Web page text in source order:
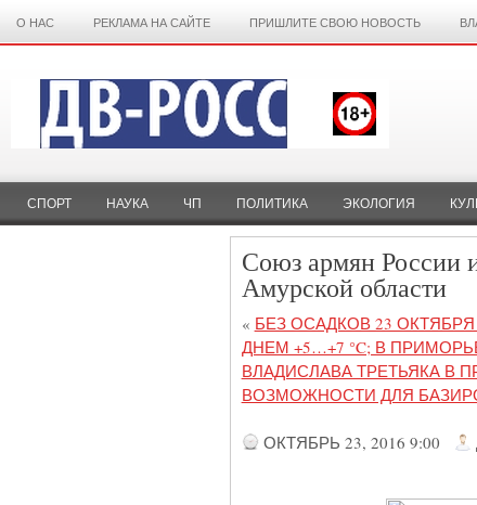
О НАС РЕКЛАМА НА САЙТЕ ПРИШЛИТЕ СВОЮ НОВОСТЬ
СПОРТ НАУКА ЧП ПОЛИТИКА ЭКОЛОГИЯ
Союз армян России
Амурской области
« БЕЗ ОСАДКОВ 23
ДНЕМ +5…+7 °C; В
ВЛАДИСЛАВА ТРЕТЬЯКА В
ВОЗМОЖНОСТИ ДЛЯ
ОКТЯБРЬ 23, 2016 9:00